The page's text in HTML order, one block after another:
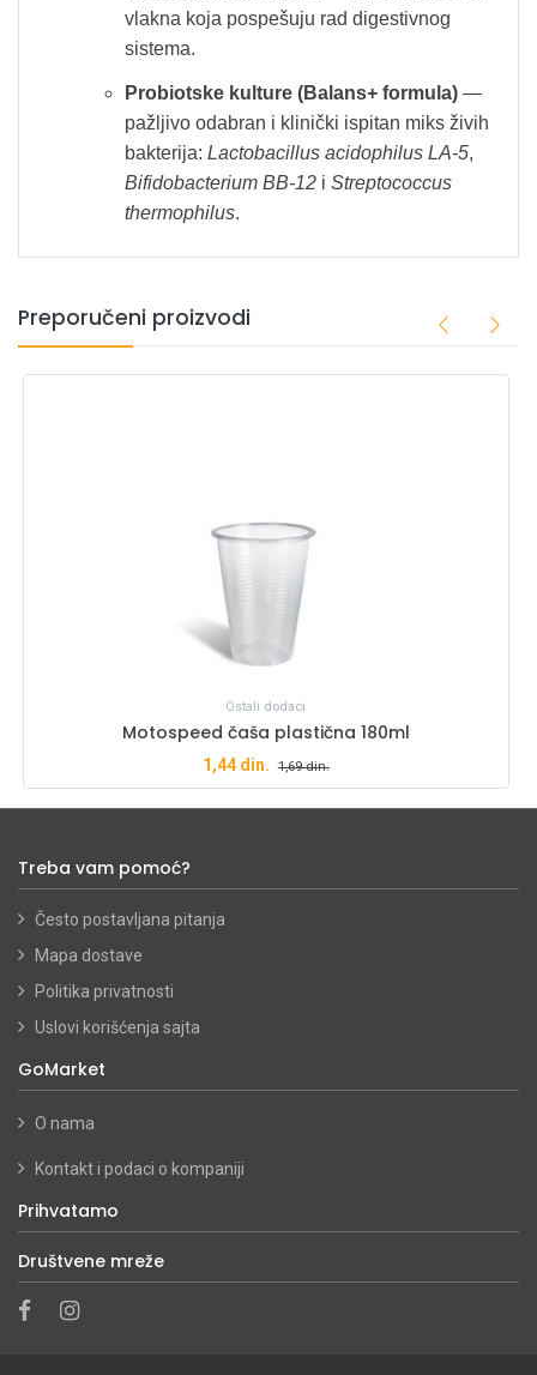
vlakna koja pospešuju rad digestivnog
sistema.
Probiotske kulture (Balans+ formula) —
pažljivo odabran i klinički ispitan miks živih
bakterija: Lactobacillus acidophilus LA-5,
Bifidobacterium BB-12 i Streptococcus
thermophilus.
Preporučeni proizvodi
Ostali dodaci
Motospeed čaša plastična 180ml
1,44din. 1,69din.
Treba vam pomoć?
Često postavljana pitanja
Mapa dostave
Politika privatnosti
Uslovi korišćenja sajta
GoMarket
O nama
Kontakt i podaci o kompaniji
Prihvatamo
Društvene mreže